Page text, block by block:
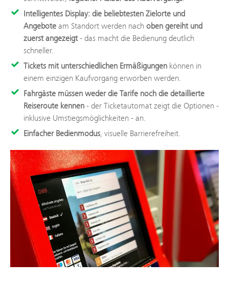
Intelligentes Display: die beliebtesten Zielorte und
Angebote am Standort werden nach oben gereiht und
zuerst angezeigt- das macht die Bedienung deutlich
schneller.
Tickets mit unterschiedlichen Ermäßigungen können in
einem einzigen Kaufvorgang erworben werden.
Fahrgäste müssen weder die Tarife noch die detaillierte
Reiseroute kennen - der Ticketautomat zeigt die Optionen -
inklusive Umstiegsmöglichkeiten - an.
Einfacher Bedienmodus , visuelle Barrierefreiheit.